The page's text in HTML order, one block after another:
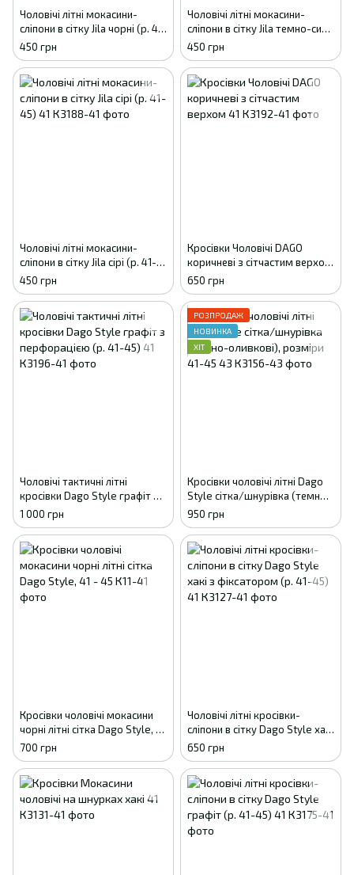
Чоловічі літні мокасини-
сліпони в сітку Jila чорні (р. 41-
45) 41
450 грн
Чоловічі літні мокасини-
сліпони в сітку Jila темно-сині
(р. 41-45) 41
450 грн
Чоловічі літні мокасини-
сліпони в сітку Jila сірі (р. 41-
45) 41
450 грн
Кросівки Чоловічі DAGO
коричневі з сітчастим верхом
41
650 грн
Чоловічі тактичні літні
кросівки Dago Style графіт з
перфорацією (р. 41-45) 41
1 000 грн
РОЗПРОДАЖ
НОВИНКА
ХІТ
Кросівки чоловічі літні Dago
Style сітка/шнурівка (темно-
оливкові), розміри 41-45 43
950 грн
Кросівки чоловічі мокасини
чорні літні сітка Dago Style, 41
- 45
700 грн
Чоловічі літні кросівки-
сліпони в сітку Dago Style хакі
з фіксатором (р. 41-45) 41
650 грн